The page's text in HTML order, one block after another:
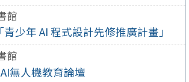
館
少年 AI 程式設計先修推廣計畫」
館
無人機教育論壇